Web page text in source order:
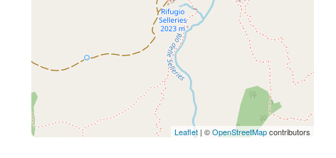
Leaflet | ©OpenStreetMapcontributors